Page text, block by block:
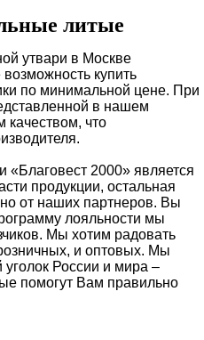
литые
утвари в Москве
купить
по минимальной цене. При
в нашем
качеством, что
«Благовест 2000» является
продукции, остальная
от наших партнеров. Вы
лояльности мы
Мы хотим радовать
и оптовых. Мы
России и мира –
помогут Вам правильно